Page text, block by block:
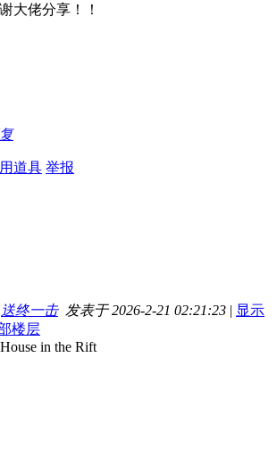
大佬分享！！
道具 举报
送终一击发表于 2026-2-21 02:21:23 | 显示
楼层
in the Rift